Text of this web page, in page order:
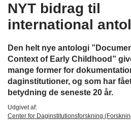
NYT bidrag til
international
Den helt nye antologi
Context of Early Childhood”
mange former for
daginstitutioner, og som har
betydning de seneste 20 år.
Udgivet af:
Center for Daginstitutionsforskning